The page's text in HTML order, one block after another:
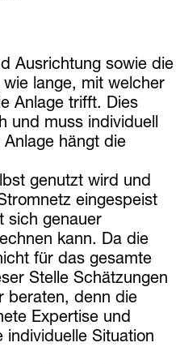
Ausrichtung sowie die
lange, mit welcher
Anlage trifft. Dies
und muss individuell
hängt die
genutzt wird und
eingespeist
sich genauer
kann. Da die
für das gesamte
Stelle Schätzungen
beraten, denn die
Expertise und
individuelle Situation